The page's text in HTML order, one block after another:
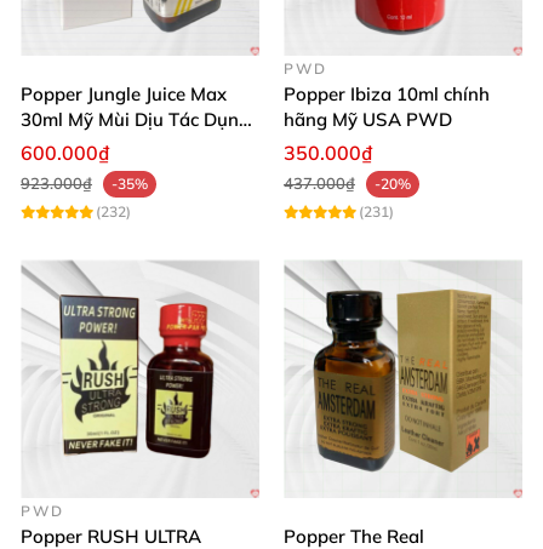
Popper Jungle Juice Max
30ml Mỹ Mùi Dịu Tác Dụng
Nhanh Lâu Mê Mẩn
600.000₫
923.000₫
-35%
(232)
PWD
Popper Ibiza 10ml chính
hãng Mỹ USA PWD
350.000₫
437.000₫
-20%
(231)
PWD
Popper RUSH ULTRA
Popper The Real